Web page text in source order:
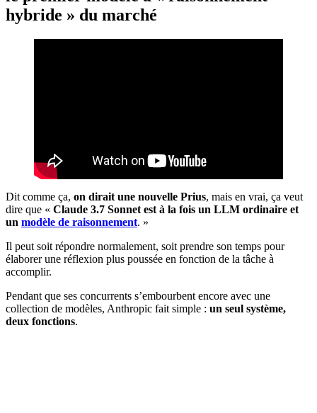
hybride » du marché
Dit comme ça, on dirait une nouvelle Prius, mais en vrai, ça veut
dire que « Claude 3.7 Sonnet est à la fois un LLM ordinaire et
un modèle de raisonnement. »
Il peut soit répondre normalement, soit prendre son temps pour
élaborer une réflexion plus poussée en fonction de la tâche à
accomplir.
Pendant que ses concurrents s’embourbent encore avec une
collection de modèles, Anthropic fait simple : un seul système,
deux fonctions.